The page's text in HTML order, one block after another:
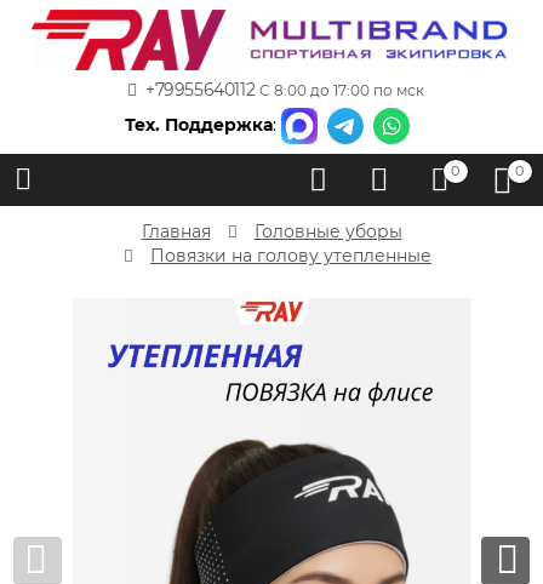
+79955640112 С 8:00 до 17:00 по мск
Тех. Поддержка:
0 0
Главная
Головные уборы
Повязки на голову утепленные